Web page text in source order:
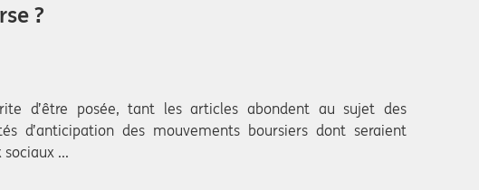
?
d’être posée, tant les articles abondent au sujet des
d’anticipation des mouvements boursiers dont seraient
...